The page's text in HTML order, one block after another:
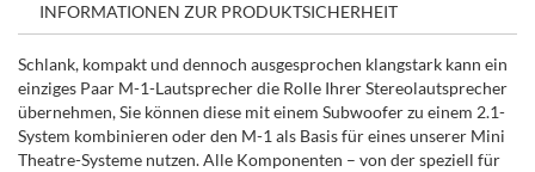
INFORMATIONEN ZUR PRODUKTSICHERHEIT
Schlank, kompakt und dennoch ausgesprochen klangstark kann ein
einziges Paar M-1-Lautsprecher die Rolle Ihrer Stereolautsprecher
übernehmen, Sie können diese mit einem Subwoofer zu einem 2.1-
System kombinieren oder den M-1 als Basis für eines unserer Mini
Theatre-Systeme nutzen. Alle Komponenten – von der speziell für